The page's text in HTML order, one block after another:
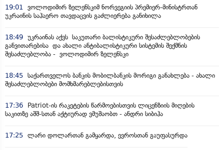
19:01
ვოლოდიმირ ზელენსკიმ ნორვეგიის პრემიერ-მინისტრთან
უკრაინის საჰაერო თავდაცვის გაძლიერება განიხილა
18:49 უკრაინას აქვს საკუთარი ბალისტიკური შესაძლებლობების
განვითარებისა და ახალი ანტიბალისტიკური სისტემის შექმნის
შესაძლებლობა - ვოლოდიმირ ზელენსკი
18:45 საქართველოს ბანკის მობილბანკის მორიგი განახლება - ახალი
შესაძლებლობები მომხმარებლებისთვის
17:36
Patriot-ის რაკეტების წარმოებისთვის ლიცენზიის მიღების
საკითზე აშშ-სთან აქტიურად ვმუშაობთ - ანდრი სიბიჰა
17:25 ლარი დოლართან გამყარდა, ევროსთან გაუფასურდა